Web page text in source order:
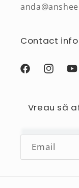
Contact
FacebookInstagram
Vreau să
Email